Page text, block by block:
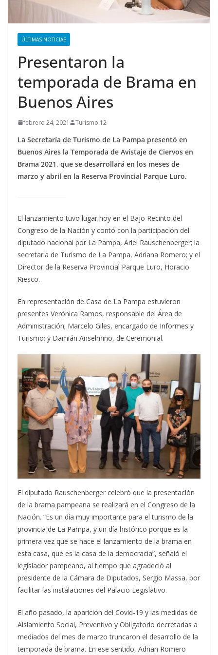
ÚLTIMAS NOTICIAS
Presentaron la
temporada de Brama en
Buenos Aires
febrero 24, 2021 Turismo 12
La Secretaría de Turismo de La Pampa presentó en
Buenos Aires la Temporada de Avistaje de Ciervos en
Brama 2021, que se desarrollará en los meses de
marzo y abril en la Reserva Provincial Parque Luro.
El lanzamiento tuvo lugar hoy en el Bajo Recinto del
Congreso de la Nación y contó con la participación del
diputado nacional por La Pampa, Ariel Rauschenberger; la
secretaria de Turismo de La Pampa, Adriana Romero; y el
Director de la Reserva Provincial Parque Luro, Horacio
Riesco.
En representación de Casa de La Pampa estuvieron
presentes Verónica Ramos, responsable del Área de
Administración; Marcelo Giles, encargado de Informes y
Turismo; y Damián Anselmino, de Ceremonial.
El diputado Rauschenberger celebró que la presentación
de la brama pampeana se realizará en el Congreso de la
Nación. “Es un día muy importante para el turismo de la
provincia de La Pampa, y un día histórico porque es la
primera vez que se hace el lanzamiento de la brama en
esta casa, que es la casa de la democracia”, señaló el
legislador pampeano, al tiempo que agradeció al
presidente de la Cámara de Diputados, Sergio Massa, por
facilitar las instalaciones del Palacio Legislativo.
El año pasado, la aparición del Covid-19 y las medidas de
Aislamiento Social, Preventivo y Obligatorio decretadas a
mediados del mes de marzo truncaron el desarrollo de la
temporada de brama. En ese sentido, Adrian Romero